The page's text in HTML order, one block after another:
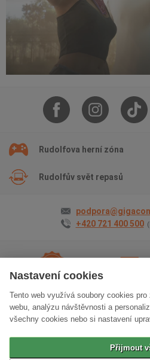
Nastavení cookies
Tento web využívá soubory cookies
webu, analýzu návštěvnosti a
všechny cookies nebo si nastavení
Přijmout
Rudolfova herní zóna
Rudolfův svět repasů
+420 721 400 500
2 roky záruky na vše Doprava
Klasická